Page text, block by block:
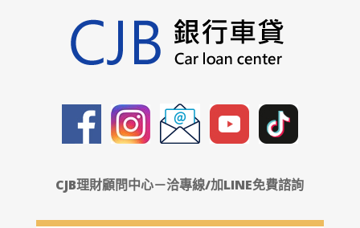
CJB理財顧問中心－洽專線/加LINE免費諮詢